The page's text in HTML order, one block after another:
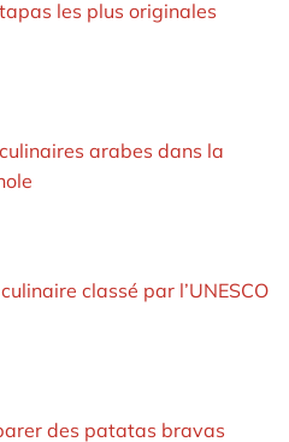
les plus originales
arabes dans la
classé par l’UNESCO
des patatas bravas